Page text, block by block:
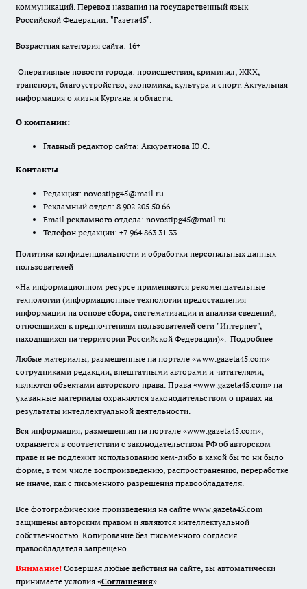
коммуникаций. Перевод названия на государственный язык
Российской Федерации: "Газета45".
Возрастная категория сайта: 16+
Оперативные новости города: происшествия, криминал, ЖКХ,
транспорт, благоустройство, экономика, культура и спорт. Актуальная
информация о жизни Кургана и области.
О компании:
Главный редактор сайта: Аккуратнова Ю.С.
Контакты
Редакция: novostipg45@mail.ru
Рекламный отдел: 8 902 205 50 66
Email рекламного отдела: novostipg45@mail.ru
Телефон редакции: +7 964 863 31 33
Политика конфиденциальности и обработки персональных данных
пользователей
«На информационном ресурсе применяются рекомендательные
технологии (информационные технологии предоставления
информации на основе сбора, систематизации и анализа сведений,
относящихся к предпочтениям пользователей сети "Интернет",
находящихся на территории Российской Федерации)». Подробнее
Любые материалы, размещенные на портале «www.gazeta45.com»
сотрудниками редакции, внештатными авторами и читателями,
являются объектами авторского права. Права «www.gazeta45.com» на
указанные материалы охраняются законодательством о правах на
результаты интеллектуальной деятельности.
Вся информация, размещенная на портале «www.gazeta45.com»,
охраняется в соответствии с законодательством РФ об авторском
праве и не подлежит использованию кем-либо в какой бы то ни было
форме, в том числе воспроизведению, распространению, переработке
не иначе, как с письменного разрешения правообладателя.
Все фотографические произведения на сайте www.gazeta45.com
защищены авторским правом и являются интеллектуальной
собственностью. Копирование без письменного согласия
правообладателя запрещено.
Внимание! Совершая любые действия на сайте, вы автоматически
принимаете условия «Cоглашения»